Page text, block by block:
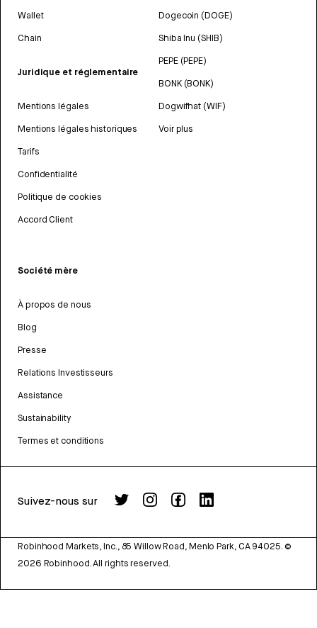
Wallet
Chain
Juridique et réglementaire
Mentions légales
Mentions légales historiques
Tarifs
Confidentialité
Politique de cookies
Accord Client
Dogecoin (DOGE)
Shiba Inu (SHIB)
PEPE (PEPE)
BONK (BONK)
Dogwifhat (WIF)
Voir plus
Société mère
À propos de nous
Blog
Presse
Relations Investisseurs
Assistance
Sustainability
Termes et conditions
Suivez-nous sur
Robinhood Markets, Inc., 85 Willow Road, Menlo Park, CA 94025. ©
2026 Robinhood. All rights reserved.